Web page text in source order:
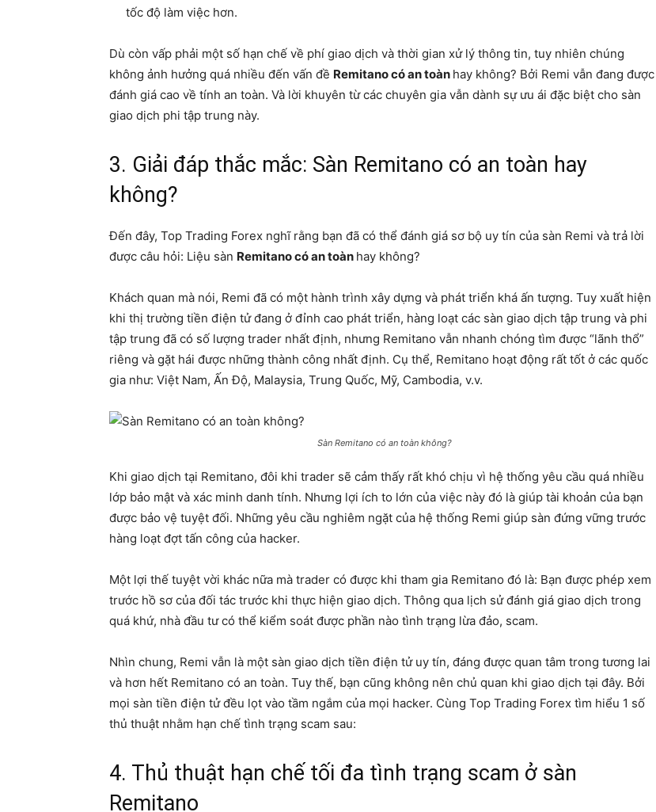
tốc độ làm việc hơn.
Dù còn vấp phải một số hạn chế về phí giao dịch và thời gian xử lý thông tin, tuy nhiên chúng
không ảnh hưởng quá nhiều đến vấn đề Remitano có an toàn hay không? Bởi Remi vẫn đang được
đánh giá cao về tính an toàn. Và lời khuyên từ các chuyên gia vẫn dành sự ưu ái đặc biệt cho sàn
giao dịch phi tập trung này.
3. Giải đáp thắc mắc: Sàn Remitano có an toàn hay
không?
Đến đây, Top Trading Forex nghĩ rằng bạn đã có thể đánh giá sơ bộ uy tín của sàn Remi và trả lời
được câu hỏi: Liệu sàn Remitano có an toàn hay không?
Khách quan mà nói, Remi đã có một hành trình xây dựng và phát triển khá ấn tượng. Tuy xuất hiện
khi thị trường tiền điện tử đang ở đỉnh cao phát triển, hàng loạt các sàn giao dịch tập trung và phi
tập trung đã có số lượng trader nhất định, nhưng Remitano vẫn nhanh chóng tìm được “lãnh thổ”
riêng và gặt hái được những thành công nhất định. Cụ thể, Remitano hoạt động rất tốt ở các quốc
gia như: Việt Nam, Ấn Độ, Malaysia, Trung Quốc, Mỹ, Cambodia, v.v.
Sàn Remitano có an toàn không?
Khi giao dịch tại Remitano, đôi khi trader sẽ cảm thấy rất khó chịu vì hệ thống yêu cầu quá nhiều
lớp bảo mật và xác minh danh tính. Nhưng lợi ích to lớn của việc này đó là giúp tài khoản của bạn
được bảo vệ tuyệt đối. Những yêu cầu nghiêm ngặt của hệ thống Remi giúp sàn đứng vững trước
hàng loạt đợt tấn công của hacker.
Một lợi thế tuyệt vời khác nữa mà trader có được khi tham gia Remitano đó là: Bạn được phép xem
trước hồ sơ của đối tác trước khi thực hiện giao dịch. Thông qua lịch sử đánh giá giao dịch trong
quá khứ, nhà đầu tư có thể kiểm soát được phần nào tình trạng lừa đảo, scam.
Nhìn chung, Remi vẫn là một sàn giao dịch tiền điện tử uy tín, đáng được quan tâm trong tương lai
và hơn hết Remitano có an toàn. Tuy thế, bạn cũng không nên chủ quan khi giao dịch tại đây. Bởi
mọi sàn tiền điện tử đều lọt vào tầm ngắm của mọi hacker. Cùng Top Trading Forex tìm hiểu 1 số
thủ thuật nhằm hạn chế tình trạng scam sau:
4. Thủ thuật hạn chế tối đa tình trạng scam ở sàn
Remitano